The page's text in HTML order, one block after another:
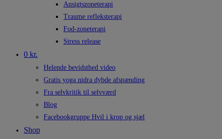
Ansigtszoneterapi
Traume refleksterapi
Fod-zoneterapi
Stress release
0 kr.
Helende bevidsthed video
Gratis yoga nidra dybde afspænding
Fra selvkritik til selvværd
Blog
Facebookgruppe Hvil i krop og sjæl
Shop